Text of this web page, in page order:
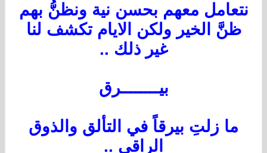
نتعامل معهم بحسن نية ونظنُّ بهم
ظنَّ الخير ولكن الايام تكشف لنا
غير ذلك ..
بيــــــــرق
ما زلتِ بيرقاً في التألق والذوق
الراقي ..